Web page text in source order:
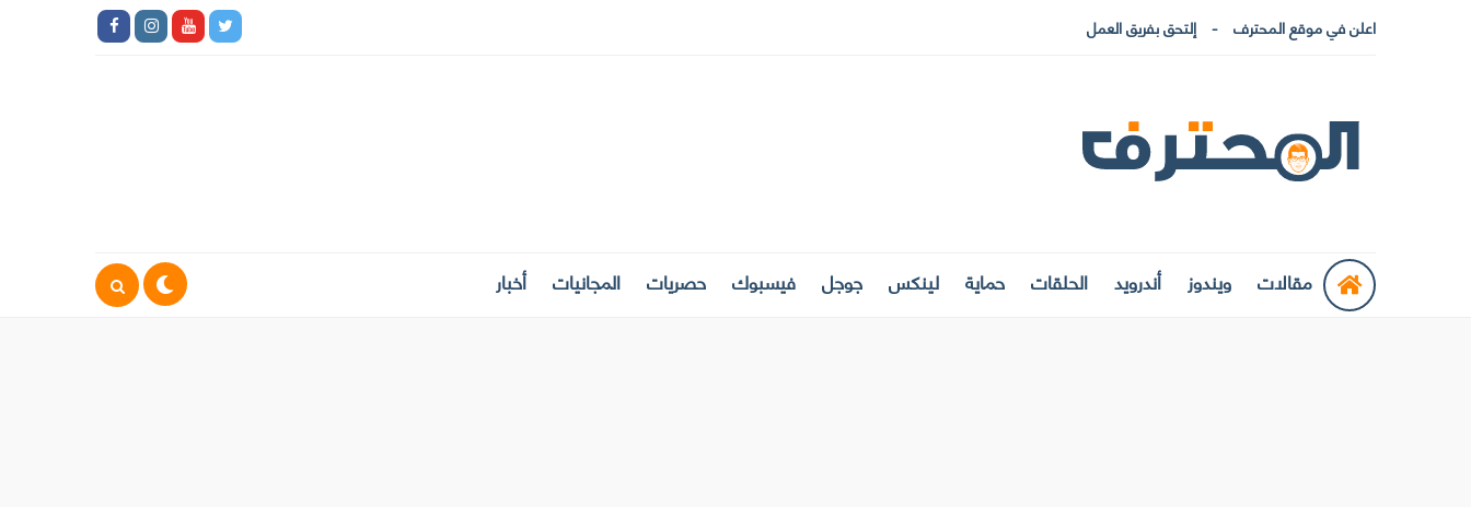
اعلن في موقع المحترف إلتحق بفريق العمل
مقالات ويندوز أندرويد الحلقات حماية لينكس جوجل فيسبوك حصريات المجانيات أخبار